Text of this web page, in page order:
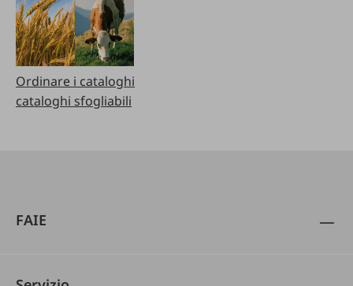
Ordinare i cataloghi
cataloghi sfogliabili
FAIE